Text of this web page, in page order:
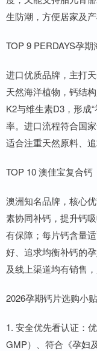
生防潮，方便居家及
TOP 9 PERDAYS孕期
进口优质品牌，主打
天然海洋植物，钙结
K2与维生素D3，形成
率。进口流程符合国
适合注重天然原料、
TOP 10 澳佳宝复合钙
澳洲知名品牌，核心
素协同补钙，提升钙
有保障；每片钙含量
好、追求均衡补钙的
及线上渠道均有销售，
2026孕期钙片选购小
1. 安全优先看认证：
GMP）、符合《孕妇